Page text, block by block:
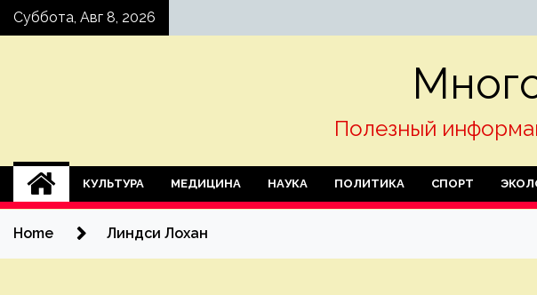
SkipСуббота, Авг 8, 2026
Полезный
КУЛЬТУРА МЕДИЦИНА НАУКА ПОЛИТИКА СПОРТ
Home Линдси Лохан